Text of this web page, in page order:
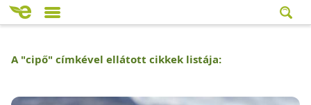
A "cipő" címkével ellátott cikkek listája: